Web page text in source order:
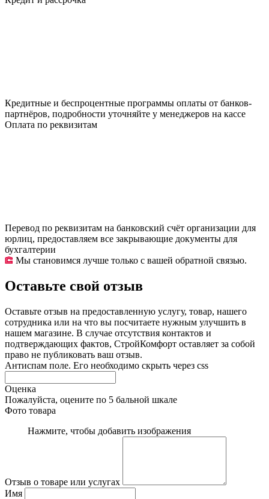
Кредитные и беспроцентные программы оплаты от банков-
партнёров, подробности уточняйте у менеджеров на кассе
Оплата по реквизитам
Перевод по реквизитам на банковский счёт организации для
юрлиц, предоставляем все закрывающие документы для
бухгалтерии
Мы становимся лучше только с вашей обратной связью.
Оставьте свой отзыв
Оставьте отзыв на предоставленную услугу, товар, нашего
сотрудника или на что вы посчитаете нужным улучшить в
нашем магазине. В случае отсутствия контактов и
подтверждающих фактов, СтройКомфорт оставляет за собой
право не публиковать ваш отзыв.
Антиспам поле. Его необходимо скрыть через css
Оценка
Пожалуйста, оцените по 5 бальной шкале
Фото товара
Нажмите, чтобы добавить изображения
Отзыв о товаре или услугах
Имя